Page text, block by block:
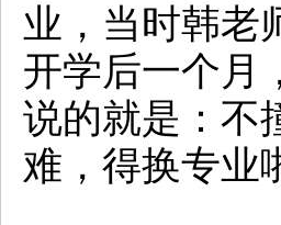
业，当时韩老
开学后一个月
说的就是：不
难，得换专业